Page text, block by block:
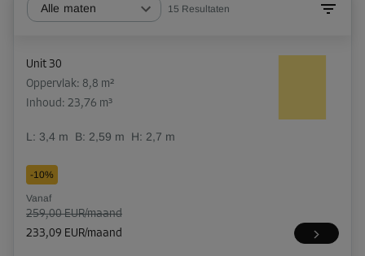
Alle maten 15 Resultaten
Unit 30
Oppervlak: 8,8 m²
Inhoud: 23,76 m³
L: 3,4 m B: 2,59 m H: 2,7 m
-10%
Vanaf
259,00 EUR/maand
233,09 EUR/maand